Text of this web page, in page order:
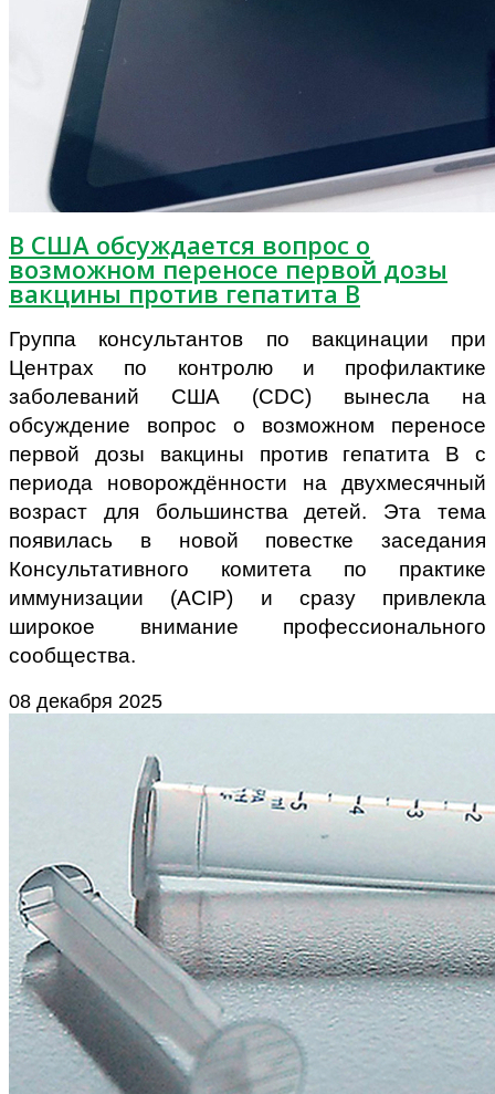
В США обсуждается вопрос о
возможном переносе первой дозы
вакцины против гепатита B
Группа консультантов по вакцинации при
Центрах по контролю и профилактике
заболеваний США (CDC) вынесла на
обсуждение вопрос о возможном переносе
первой дозы вакцины против гепатита B с
периода новорождённости на двухмесячный
возраст для большинства детей. Эта тема
появилась в новой повестке заседания
Консультативного комитета по практике
иммунизации (ACIP) и сразу привлекла
широкое внимание профессионального
сообщества.
08 декабря 2025